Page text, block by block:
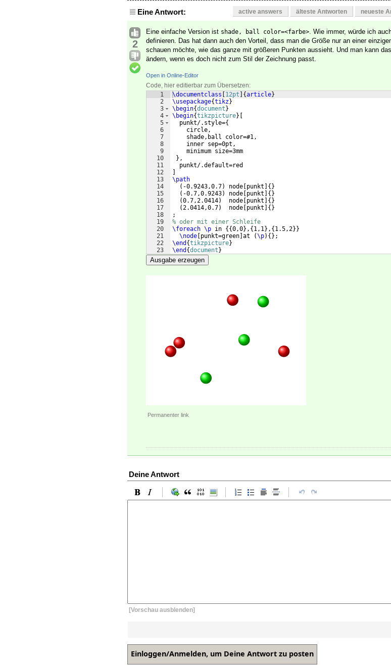
Eine Antwort: active answers älteste Antworten neueste
2
Eine einfache Version ist shade, ball color=<farbe>. Wie immer, würde ich
definieren. Das hat dann auch den Vorteil, dass man die Größe nur an einer
schauen möchte, wie das ganze mit größeren Punkten aussieht. Und man kann das
ändern, wenn es doch nicht zum Stil der Zeichnung passt.
Open in Online-Editor
Code, hier editierbar zum Übersetzen:
1
2
3
4
5
6
7
8
9
10
11
12
13
14
15
16
17
18
19
20
21
22
23
\documentclass 12pt {article}
\usepackage{tikz}
\begin{document }
\begin{tikzpicture}
  punkt/.style=
{
    circle,
    shade,ball color=#1,
    inner sep=0pt,
    minimum size=3mm
} ,
  punkt/.default=red
\path
( -0.9243,0.7) node punkt { }
( -0.7,0.9243) node punkt { }
(0.7,2.0414)
  node
punkt { }
(2.0414,0.7)
  node
punkt { }
;
% oder mit einer Schleife
\foreach \p in {{0,0} , { 1,1} , { 1.5,2}}
\node punkt=green at (\p) { } ;
\end {tikzpicture}
\end {document }
Ausgabe erzeugen
Permanenter link
Deine Antwort
[Vorschau ausblenden]